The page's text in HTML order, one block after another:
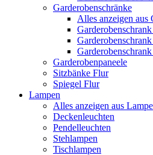
Garderobenschränke
Alles anzeigen aus
Garderobenpaneele
Sitzbänke Flur
Spiegel Flur
Lampen
Alles anzeigen aus
Deckenleuchten
Pendelleuchten
Stehlampen
Tischlampen